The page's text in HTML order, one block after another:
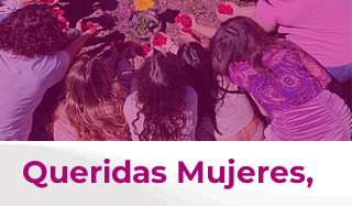
Queridas Mujeres,